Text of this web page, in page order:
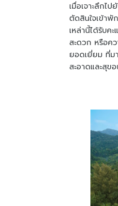
เมื่อเจาะลึกไ
ตัดสินใจเข้า
เหล่านี้ได้รับค
สะดวก หรือค
ยอดเยี่ยม ที่ม
สะอาดและสุข